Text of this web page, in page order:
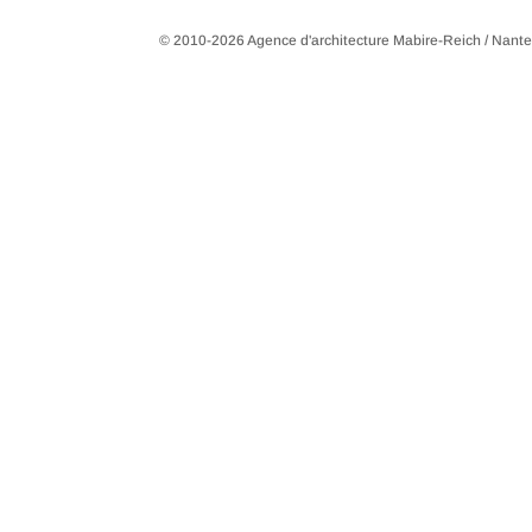
© 2010-2026 Agence d'architecture Mabire-Reich /